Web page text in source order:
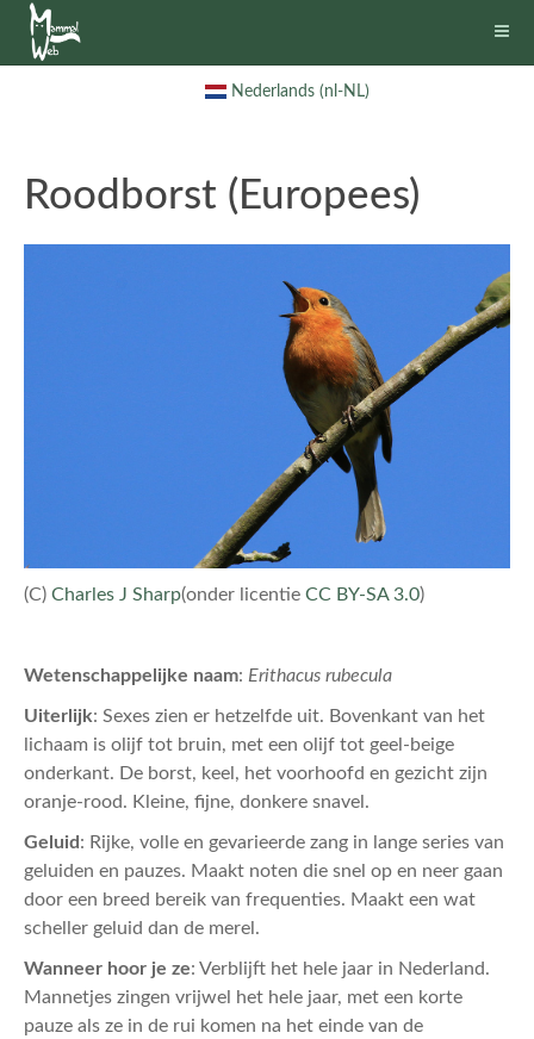
Nederlands (nl-NL)
Roodborst (Europees)
(C) Charles J Sharp(onder licentie CC BY-SA 3.0)
Wetenschappelijke naam: Erithacus rubecula
Uiterlijk: Sexes zien er hetzelfde uit. Bovenkant van het
lichaam is olijf tot bruin, met een olijf tot geel-beige
onderkant. De borst, keel, het voorhoofd en gezicht zijn
oranje-rood. Kleine, fijne, donkere snavel.
Geluid : Rijke, volle en gevarieerde zang in lange series van
geluiden en pauzes. Maakt noten die snel op en neer gaan
door een breed bereik van frequenties. Maakt een wat
scheller geluid dan de merel.
Wanneer hoor je ze: Verblijft het hele jaar in Nederland.
Mannetjes zingen vrijwel het hele jaar, met een korte
pauze als ze in de rui komen na het einde van de